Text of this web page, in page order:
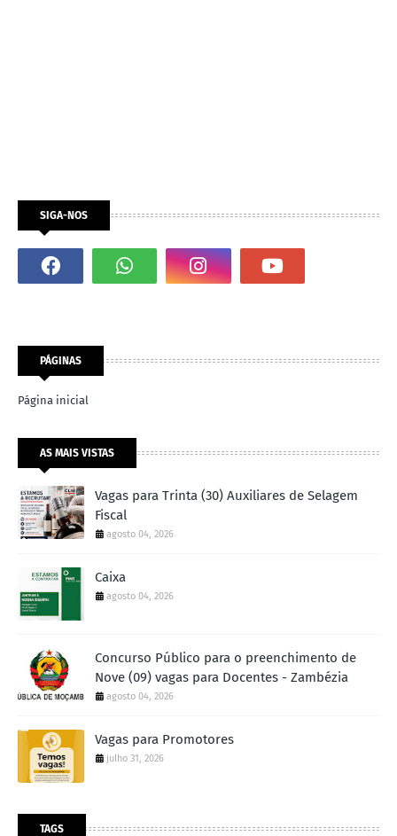
SIGA-NOS
PÁGINAS
Página inicial
AS MAIS VISTAS
Vagas para Trinta (30) Auxiliares de Selagem
Fiscal
agosto 04, 2026
Caixa
agosto 04, 2026
Concurso Público para o preenchimento de
Nove (09) vagas para Docentes - Zambézia
agosto 04, 2026
Vagas para Promotores
julho 31, 2026
TAGS